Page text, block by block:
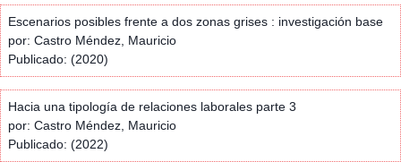
Escenarios posibles frente a dos zonas grises : investigación base
por: Castro Méndez, Mauricio
Publicado: (2020)
Hacia una tipología de relaciones laborales parte 3
por: Castro Méndez, Mauricio
Publicado: (2022)